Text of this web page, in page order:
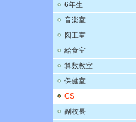
6年生
音楽室
図工室
給食室
算数教室
保健室
CS
副校長